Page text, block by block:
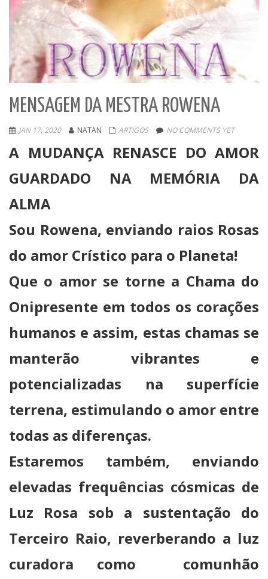
MENSAGEM DA MESTRA ROWENA
JAN 17, 2020 NATAN ARTIGOS NO COMMENTS YET
A MUDANÇA RENASCE DO AMOR
GUARDADO NA MEMÓRIA DA
ALMA
Sou Rowena, enviando raios Rosas
do amor Crístico para o Planeta!
Que o amor se torne a Chama do
Onipresente em todos os corações
humanos e assim, estas chamas se
manterão vibrantes e
potencializadas na superfície
terrena, estimulando o amor entre
todas as diferenças.
Estaremos também, enviando
elevadas frequências cósmicas de
Luz Rosa sob a sustentação do
Terceiro Raio, reverberando a luz
curadora como comunhão